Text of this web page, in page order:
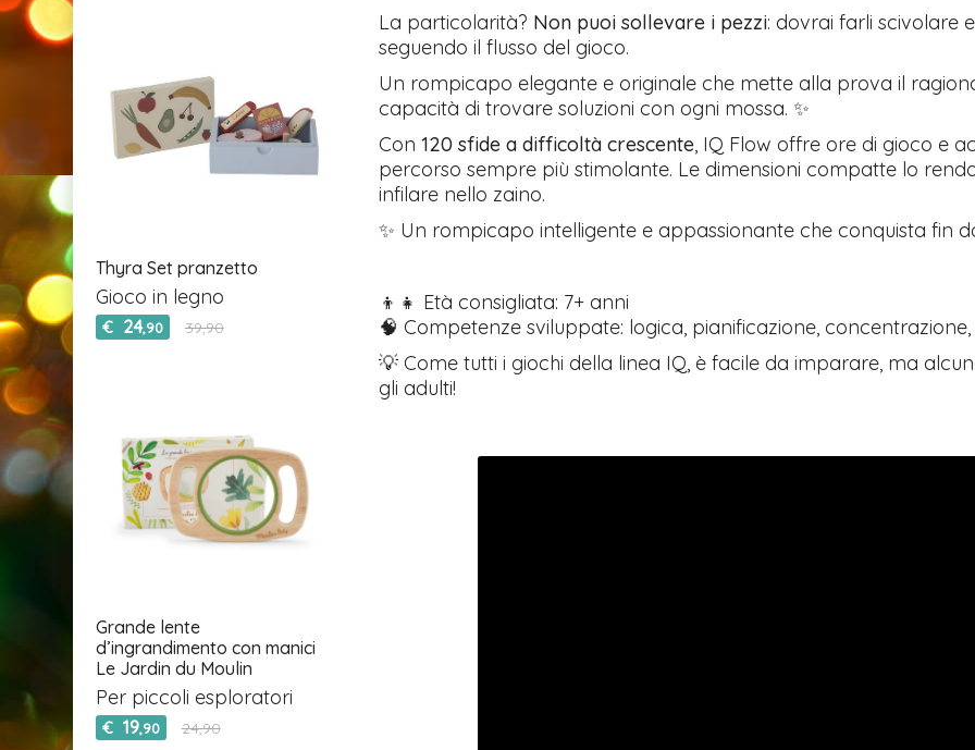
La particolarità? Non puoi sollevare i pezzi: dovrai farli scivolare
seguendo il flusso del gioco.
Un rompicapo elegante e originale che mette alla prova il
capacità di trovare soluzioni con ogni mossa. ✨
Con 120 sfide a difficoltà crescente, IQ Flow offre ore di gioco e
percorso sempre più stimolante. Le dimensioni compatte lo
infilare nello zaino.
✨ Un rompicapo intelligente e appassionante che conquista fin
👦👧 Età consigliata: 7+ anni
🧠 Competenze sviluppate: logica, pianificazione,
💡 Come tutti i giochi della linea IQ, è facile da imparare, ma
gli adulti!
Thyra Set pranzetto
Gioco in legno
€ 24,90 39,90
Grande lente
d’ingrandimento con manici
Le Jardin du Moulin
Per piccoli esploratori
€ 19,90 24,90